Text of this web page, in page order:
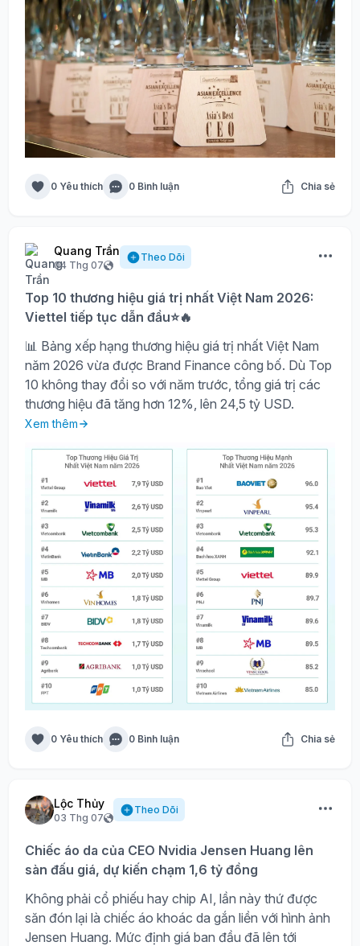
0 Yêu thích 0 Bình luận Chia sẻ
Quang Trần
04 Thg 07
Theo Dõi
Top 10 thương hiệu giá trị nhất Việt Nam 2026:
Viettel tiếp tục dẫn đầu⭐🔥
📊 Bảng xếp hạng thương hiệu giá trị nhất Việt Nam
năm 2026 vừa được Brand Finance công bố. Dù Top
10 không thay đổi so với năm trước, tổng giá trị các
thương hiệu đã tăng hơn 12%, lên 24,5 tỷ USD.
Xem thêm
0 Yêu thích 0 Bình luận Chia sẻ
Lộc Thủy
03 Thg 07
Theo Dõi
Chiếc áo da của CEO Nvidia Jensen Huang lên
sàn đấu giá, dự kiến chạm 1,6 tỷ đồng
Không phải cổ phiếu hay chip AI, lần này thứ được
săn đón lại là chiếc áo khoác da gắn liền với hình ảnh
Jensen Huang. Mức định giá ban đầu đã lên tới